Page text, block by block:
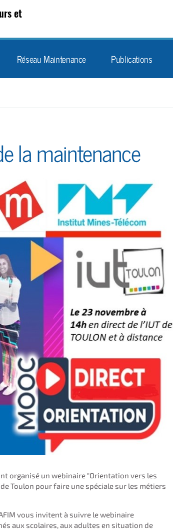
et
Réseau Maintenance Publications
la maintenance
organisé un webinaire "Orientation vers les
Toulon pour faire une spéciale sur les métiers
vous invitent à suivre le webinaire
aux scolaires, aux adultes en situation de